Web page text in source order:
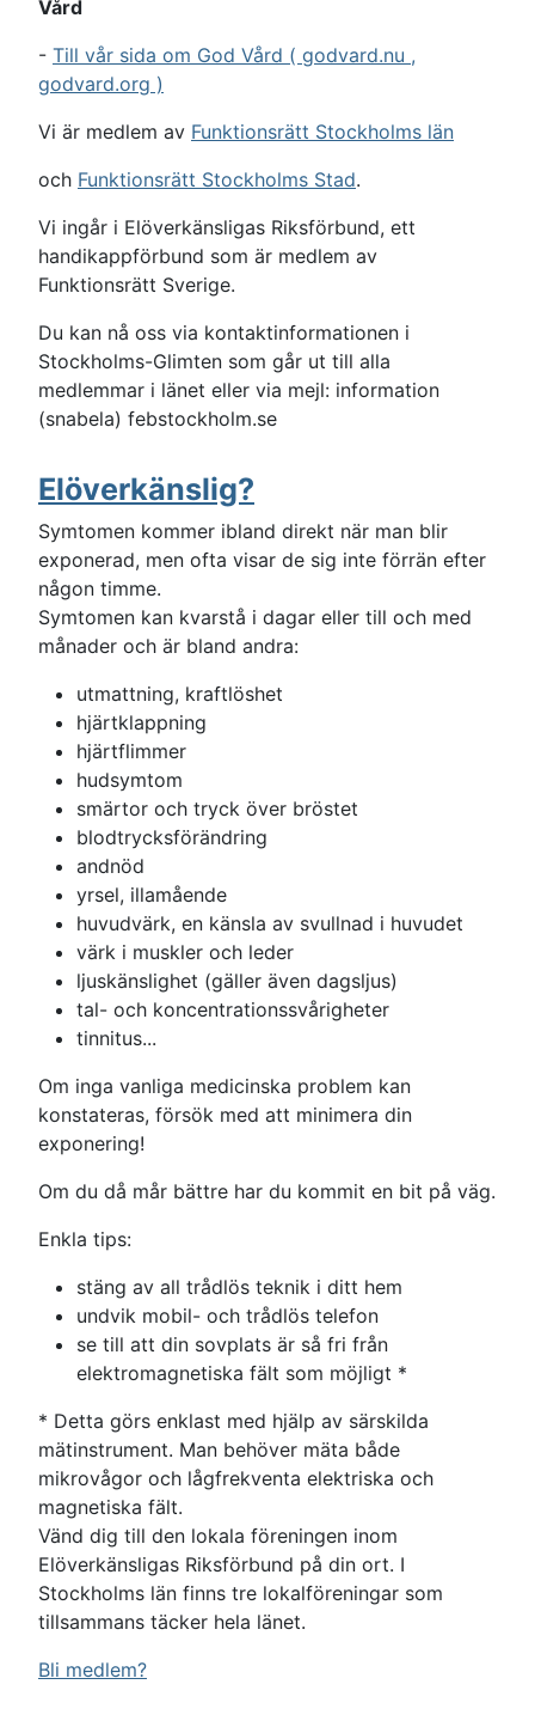
Vård
- Till vår sida om God Vård ( godvard.nu ,
godvard.org )
Vi är medlem av Funktionsrätt Stockholms län
och Funktionsrätt Stockholms Stad.
Vi ingår i Elöverkänsligas Riksförbund, ett
handikappförbund som är medlem av
Funktionsrätt Sverige.
Du kan nå oss via kontaktinformationen i
Stockholms-Glimten som går ut till alla
medlemmar i länet eller via mejl: information
(snabela) febstockholm.se
Elöverkänslig?
Symtomen kommer ibland direkt när man blir
exponerad, men ofta visar de sig inte förrän efter
någon timme.
Symtomen kan kvarstå i dagar eller till och med
månader och är bland andra:
utmattning, kraftlöshet
hjärtklappning
hjärtflimmer
hudsymtom
smärtor och tryck över bröstet
blodtrycksförändring
andnöd
yrsel, illamående
huvudvärk, en känsla av svullnad i huvudet
värk i muskler och leder
ljuskänslighet (gäller även dagsljus)
tal- och koncentrationssvårigheter
tinnitus...
Om inga vanliga medicinska problem kan
konstateras, försök med att minimera din
exponering!
Om du då mår bättre har du kommit en bit på väg.
Enkla tips:
stäng av all trådlös teknik i ditt hem
undvik mobil- och trådlös telefon
se till att din sovplats är så fri från
elektromagnetiska fält som möjligt *
* Detta görs enklast med hjälp av särskilda
mätinstrument. Man behöver mäta både
mikrovågor och lågfrekventa elektriska och
magnetiska fält.
Vänd dig till den lokala föreningen inom
Elöverkänsligas Riksförbund på din ort. I
Stockholms län finns tre lokalföreningar som
tillsammans täcker hela länet.
Bli medlem?